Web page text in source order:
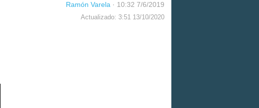
Ramón Varela · 10:32 7/6/2019
Actualizado: 3:51 13/10/2020